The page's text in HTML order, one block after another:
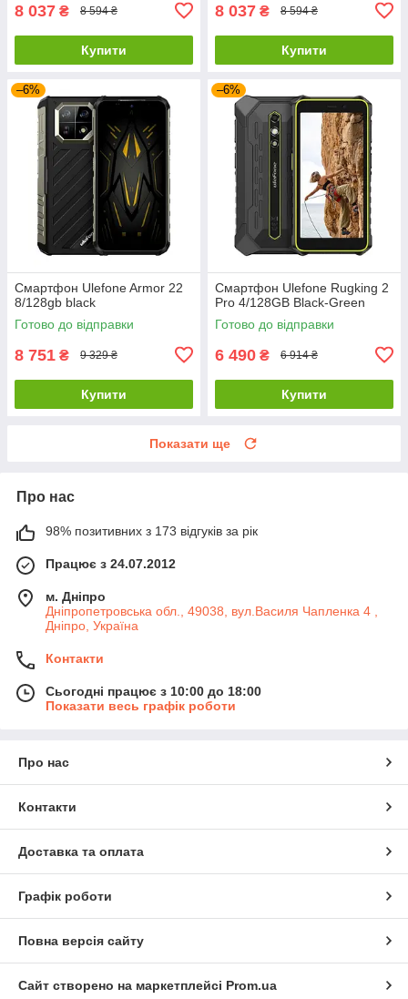
8 037 ₴ 8 594 ₴
Купити
8 037 ₴ 8 594 ₴
Купити
–6%
Смартфон Ulefone Armor 22
8/128gb black
Готово до відправки
8 751 ₴ 9 329 ₴
Купити
–6%
Смартфон Ulefone Rugking 2
Pro 4/128GB Black-Green
Готово до відправки
6 490 ₴ 6 914 ₴
Купити
Показати ще
Про нас
98% позитивних з 173 відгуків за рік
Працює з 24.07.2012
м. Дніпро
Дніпропетровська обл., 49038, вул.Василя Чапленка 4 ,
Дніпро, Україна
Контакти
Сьогодні працює з 10:00 до 18:00
Показати весь графік роботи
Про нас
Контакти
Доставка та оплата
Графік роботи
Повна версія сайту
Сайт створено на маркетплейсі Prom.ua